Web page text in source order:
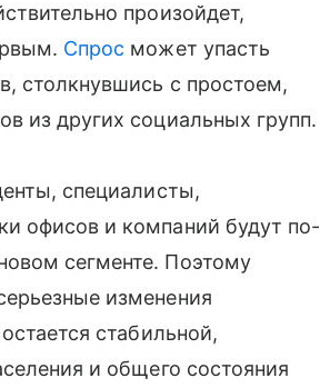
произойдет,
Спрос может упасть
столкнувшись с простоем,
из других социальных групп.
специалисты,
офисов и компаний будут по-
сегменте. Поэтому
изменения
стабильной,
и общего состояния